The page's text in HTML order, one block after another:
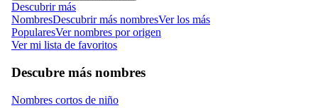
Descubrir más
NombresDescubrir más nombresVer los más
PopularesVer nombres por origen
Ver mi lista de favoritos
Descubre más nombres
Nombres cortos de niño